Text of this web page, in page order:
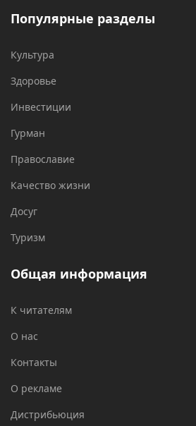
Популярные разделы
Культура
Здоровье
Инвестиции
Гурман
Православие
Качество жизни
Досуг
Туризм
Общая информация
К читателям
О нас
Контакты
О рекламе
Дистрибьюция